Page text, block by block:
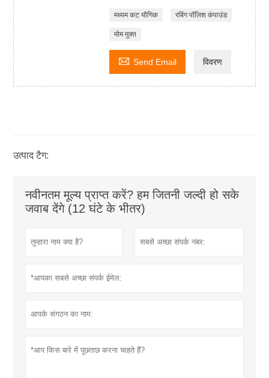
मध्यम कट यौगिक रबिंग पॉलिश कंपाउंड
मोम मुक्त
 Send Email विवरण
उत्पाद टैग:
नवीनतम मूल्य प्राप्त करें? हम जितनी जल्दी हो सके
जवाब देंगे (12 घंटे के भीतर)